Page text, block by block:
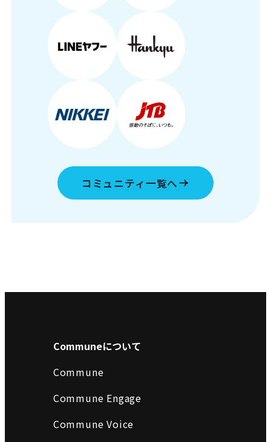
コミュニティ一覧へ
Communeについて
Commune
Commune Engage
Commune Voice